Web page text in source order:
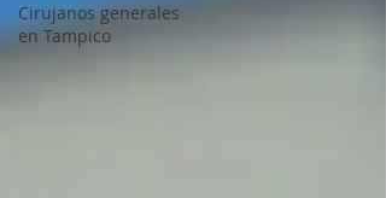
Cirujanos generales
en Tampico